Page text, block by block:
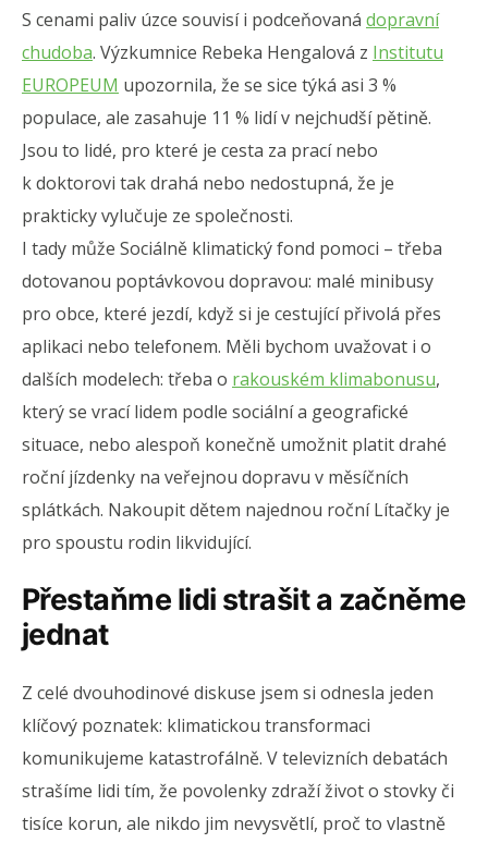
S cenami paliv úzce souvisí i podceňovaná dopravní
chudoba. Výzkumnice Rebeka Hengalová z Institutu
EUROPEUM upozornila, že se sice týká asi 3 %
populace, ale zasahuje 11 % lidí v nejchudší pětině.
Jsou to lidé, pro které je cesta za prací nebo
k doktorovi tak drahá nebo nedostupná, že je
prakticky vylučuje ze společnosti.
I tady může Sociálně klimatický fond pomoci – třeba
dotovanou poptávkovou dopravou: malé minibusy
pro obce, které jezdí, když si je cestující přivolá přes
aplikaci nebo telefonem. Měli bychom uvažovat i o
dalších modelech: třeba o rakouském klimabonusu,
který se vrací lidem podle sociální a geografické
situace, nebo alespoň konečně umožnit platit drahé
roční jízdenky na veřejnou dopravu v měsíčních
splátkách. Nakoupit dětem najednou roční Lítačky je
pro spoustu rodin likvidující.
Přestaňme lidi strašit a začněme
jednat
Z celé dvouhodinové diskuse jsem si odnesla jeden
klíčový poznatek: klimatickou transformaci
komunikujeme katastrofálně. V televizních debatách
strašíme lidi tím, že povolenky zdraží život o stovky či
tisíce korun, ale nikdo jim nevysvětlí, proč to vlastně